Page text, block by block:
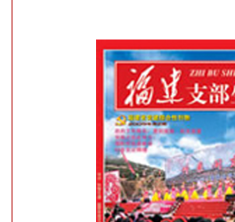
护”，以党的政治建设为统领，
成果，全面提升党建工作质量
国成立70周年。